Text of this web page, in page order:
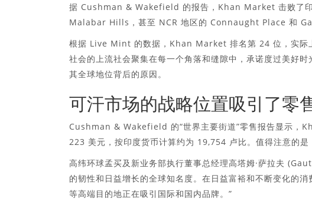
据 Cushman & Wakefield 的报告，Khan Market 击败了
Malabar Hills，甚至 NCR 地区的 Connaught Place 和
根据 Live Mint 的数据，Khan Market 排名第 24 位，实际
社会的上流社会聚集在每一个角落和缝隙中，承诺度过美好
其全球地位背后的原因。
可汗市场的战略位置吸引了零
Cushman & Wakefield 的“世界主要街道”零售报告显示，
223 美元，按印度货币计算约为 19,754 卢比。值得注意的是
高纬环球孟买及新业务部执行董事总经理高塔姆·萨拉夫
的韧性和日益增长的全球知名度。在日益富裕和不断变化的
等高端目的地正在吸引国际和国内品牌。”